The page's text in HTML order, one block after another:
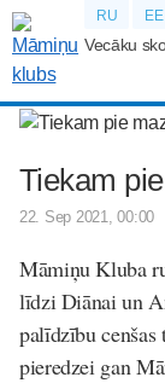
RU EE
Vecāku
Tiekam
22. Sep 2021, 00:00
Māmiņu Kluba
līdzi Diānai un
palīdzību
pieredzei gan